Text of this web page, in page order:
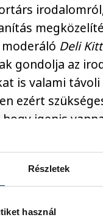
Részletek
használ
Deli
gondolja az
is valami távoli
ezért
igenis
adott esetben
a tanárok